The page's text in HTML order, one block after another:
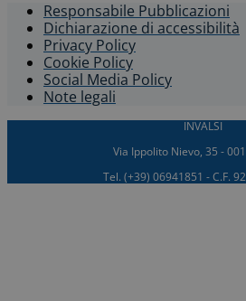
Responsabile Pubblicazioni
Dichiarazione di accessibilità​
Privacy Policy
Cookie Policy
Social Media Policy
Note legali
INVALSI
Via Ippolito Nievo, 35 -
Tel. (+39) 06941851 - C.F.